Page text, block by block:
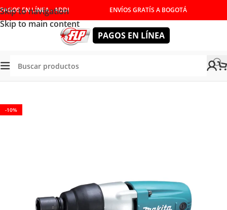
Skip to navigation
Skip to main content
PAGOS EN LÍNEA - ADDI ENVÍOS GRATÍS A BOGOTÁ
PAGOS EN LÍNEA
Tienda/HERRAMIENTAS ELÉCTRICAS
-10%